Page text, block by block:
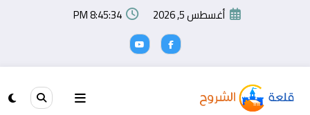
أغسطس 5, 2026 8:45:35 PM